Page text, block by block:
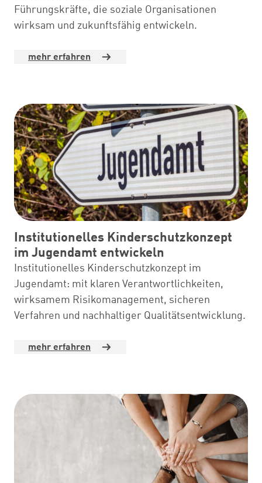
Führungskräfte, die soziale Organisationen
wirksam und zukunftsfähig entwickeln.
mehr erfahren
Institutionelles Kinderschutzkonzept
im Jugendamt entwickeln
Institutionelles Kinderschutzkonzept im
Jugendamt: mit klaren Verantwortlichkeiten,
wirksamem Risikomanagement, sicheren
Verfahren und nachhaltiger Qualitätsentwicklung.
mehr erfahren